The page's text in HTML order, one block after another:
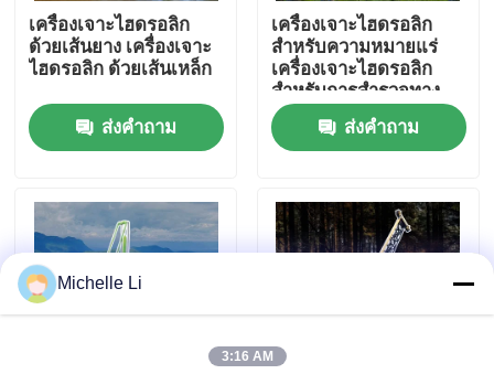
ควบคุมคุณภาพ
ขออ้าง
เครื่องมือสำรวจธรณีฟิสิกส์
เครื่องวัดความต้านทานทางธรณีฟิสิกส์
การบันทึกหลุมธรณีฟิสิกส์
เครื่องเจาะไฮดรอลิก
ด้วยเส้นยาง เครื่องเจาะ
ไฮดรอลิก ด้วยเส้นเหล็ก
ส่งคำถาม
เครื่องเจาะไฮดรอลิก
สําหรับความหมายแร่
เครื่องเจาะไฮดรอลิก
สําหรับการสํารวจทาง
ภูมิศาสตร์
ส่งคำถาม
Michelle Li
3:16 AM